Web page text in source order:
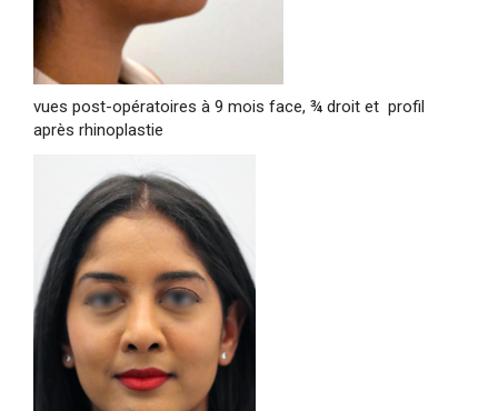
vues post-opératoires à 9 mois face, ¾ droit et profil
après rhinoplastie